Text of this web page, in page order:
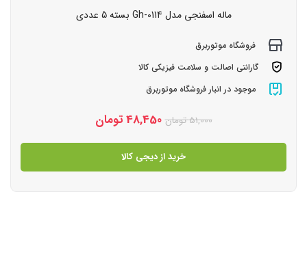
ماله اسفنجی مدل Gh-0114 بسته 5 عددی
فروشگاه موتوربرق
گارانتی اصالت و سلامت فیزیکی کالا
موجود در انبار فروشگاه موتوربرق
51,000تومان 48,450 تومان
خرید از دیجی کالا